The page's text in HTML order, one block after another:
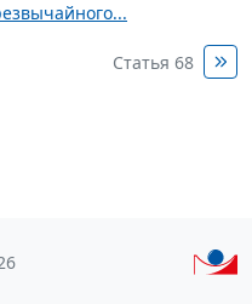
Статья 68